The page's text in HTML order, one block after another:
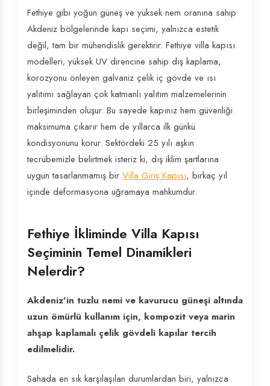
Fethiye gibi yoğun güneş ve yüksek nem oranına sahip
Akdeniz bölgelerinde kapı seçimi, yalnızca estetik
değil, tam bir mühendislik gerektirir. Fethiye villa kapısı
modelleri; yüksek UV direncine sahip dış kaplama,
korozyonu önleyen galvaniz çelik iç gövde ve ısı
yalıtımı sağlayan çok katmanlı yalıtım malzemelerinin
birleşiminden oluşur. Bu sayede kapınız hem güvenliği
maksimuma çıkarır hem de yıllarca ilk günkü
kondisyonunu korur. Sektördeki 25 yılı aşkın
tecrübemizle belirtmek isteriz ki, dış iklim şartlarına
uygun tasarlanmamış bir Villa Giriş Kapısı, birkaç yıl
içinde deformasyona uğramaya mahkumdur.
Fethiye İkliminde Villa Kapısı
Seçiminin Temel Dinamikleri
Nelerdir?
Akdeniz'in tuzlu nemi ve kavurucu güneşi altında
uzun ömürlü kullanım için, kompozit veya marin
ahşap kaplamalı çelik gövdeli kapılar tercih
edilmelidir.
Sahada en sık karşılaşılan durumlardan biri, yalnızca